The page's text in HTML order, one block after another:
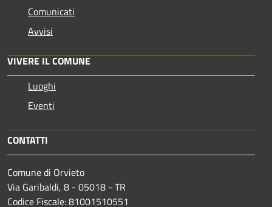
Comunicati
Avvisi
VIVERE IL COMUNE
Luoghi
Eventi
CONTATTI
Comune di Orvieto
Via Garibaldi, 8 - 05018 - TR
Codice Fiscale: 81001510551